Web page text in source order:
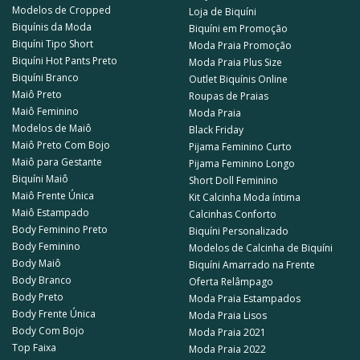
Aqui na Summer Soul, entendemos que as mulheres têm gostos e
preferências diferentes quando se trata de moda, e é por isso que
oferecemos várias cores, modelos, e estilos e tamanhos. As nossas
peças são a cara do verão e são confeccionadas para que você se sinta
linda e confiante!
Modelos de Cropped
Biquínis da Moda
Biquíni Tipo Short
Biquíni Hot Pants Preto
Biquíni Branco
Maiô Preto
Maiô Feminino
Modelos de Maiô
Maiô Preto Com Bojo
Maiô para Gestante
Biquíni Maiô
Maiô Frente Única
Maiô Estampado
Body Feminino Preto
Body Feminino
Body Maiô
Body Branco
Body Preto
Body Frente Única
Body Com Bojo
Top Faixa
Loja de Biquíni
Biquíni em Promoção
Moda Praia Promoção
Moda Praia Plus Size
Outlet Biquínis Online
Roupas de Praias
Moda Praia
Black Friday
Pijama Feminino Curto
Pijama Feminino Longo
Short Doll Feminino
Kit Calcinha Moda íntima
Calcinhas Conforto
Biquíni Personalizado
Modelos de Calcinha de Biquíni
Biquíni Amarrado na Frente
Oferta Relâmpago
Moda Praia Estampados
Moda Praia Lisos
Moda Praia 2021
Moda Praia 2022